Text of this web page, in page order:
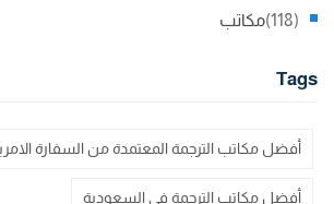
مكاتب (118)
Tags
أفضل مكاتب الترجمة المعتمدة من السفارة
أفضل مكاتب الترجمة في السعودية